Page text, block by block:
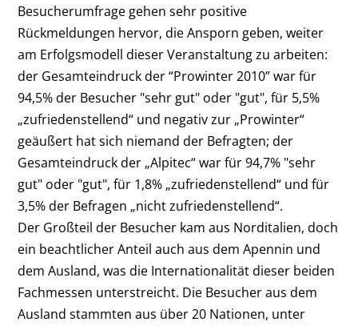
Besucherumfrage gehen sehr positive
Rückmeldungen hervor, die Ansporn geben, weiter
am Erfolgsmodell dieser Veranstaltung zu arbeiten:
der Gesamteindruck der “Prowinter 2010” war für
94,5% der Besucher "sehr gut" oder "gut", für 5,5%
„zufriedenstellend“ und negativ zur „Prowinter“
geäußert hat sich niemand der Befragten; der
Gesamteindruck der „Alpitec“ war für 94,7% "sehr
gut" oder "gut", für 1,8% „zufriedenstellend“ und für
3,5% der Befragen „nicht zufriedenstellend“.
Der Großteil der Besucher kam aus Norditalien, doch
ein beachtlicher Anteil auch aus dem Apennin und
dem Ausland, was die Internationalität dieser beiden
Fachmessen unterstreicht. Die Besucher aus dem
Ausland stammten aus über 20 Nationen, unter